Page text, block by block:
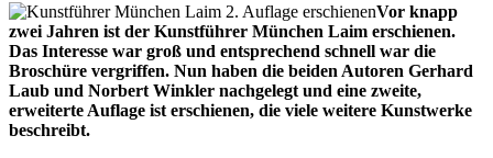
Vor knapp
zwei Jahren ist der Kunstführer München Laim erschienen.
Das Interesse war groß und entsprechend schnell war die
Broschüre vergriffen. Nun haben die beiden Autoren Gerhard
Laub und Norbert Winkler nachgelegt und eine zweite,
erweiterte Auflage ist erschienen, die viele weitere Kunstwerke
beschreibt.